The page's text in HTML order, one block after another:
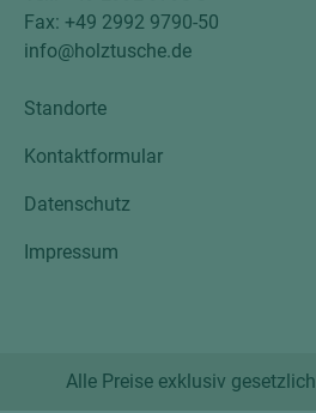
Fax: +49 2992 9790-50
info@holztusche.de
Standorte
Kontaktformular
Datenschutz
Impressum
Alle Preise exklusiv